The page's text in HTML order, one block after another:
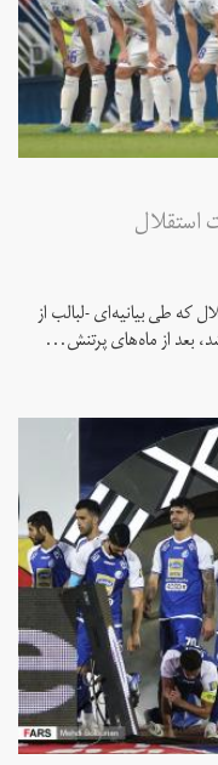
استقلال
که طی بیانیه‌ای -لبالب از
بعد از ماه‌های پرتنش...